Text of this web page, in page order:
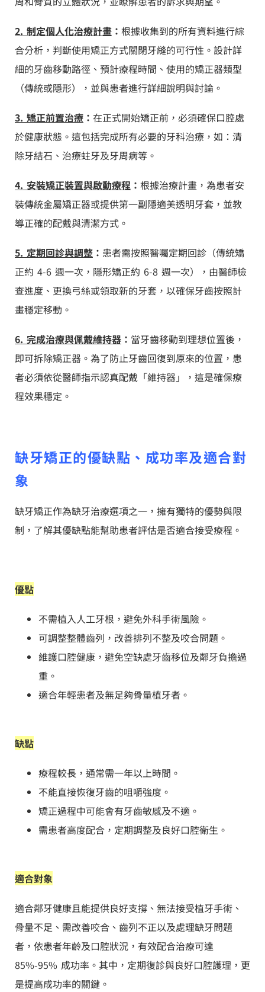
2. 制定個人化治療計畫 ： 根據收集到的所有資料進行綜
合分析，判斷使用矯正方式關閉牙縫的可行性。設計詳
細的牙齒移動路徑、預計療程時間、使用的矯正器類型
（傳統或隱形），並與患者進行詳細說明與討論。
3. 矯正前置治療 ： 在正式開始矯正前，必須確保口腔處
於健康狀態。這包括完成所有必要的牙科治療，如：清
除牙結石、治療蛀牙及牙周病等。
4. 安裝矯正裝置與啟動療程 ： 根據治療計畫，為患者安
裝傳統金屬矯正器或提供第一副隱適美透明牙套，並教
導正確的配戴與清潔方式。
5. 定期回診與調整 ： 患者需按照醫囑定期回診（傳統矯
正約 4-6 週一次，隱形矯正約 6-8 週一次），由醫師檢
查進度、更換弓絲或領取新的牙套，以確保牙齒按照計
畫穩定移動。
6. 完成治療與佩戴維持器 ： 當牙齒移動到理想位置後，
即可拆除矯正器。為了防止牙齒回復到原來的位置，患
者必須依從醫師指示認真配戴「維持器」，這是確保療
程效果穩定。
缺牙矯正的優缺點、成功率及適合對
象
缺牙矯正作為缺牙治療選項之一，擁有獨特的優勢與限
制，了解其優缺點能幫助患者評估是否適合接受療程。
優點
不需植入人工牙根，避免外科手術風險。
可調整整體齒列，改善排列不整及咬合問題。
維護口腔健康，避免空缺處牙齒移位及鄰牙負擔過
重。
適合年輕患者及無足夠骨量植牙者。
缺點
療程較長，通常需一年以上時間。
不能直接恢復牙齒的咀嚼強度。
矯正過程中可能會有牙齒敏感及不適。
需患者高度配合，定期調整及良好口腔衛生。
適合對象
適合鄰牙健康且能提供良好支撐、無法接受植牙手術、
骨量不足、需改善咬合、齒列不正以及處理缺牙問題
者，依患者年齡及口腔狀況，有效配合治療可達
85%-95% 成功率。其中，定期復診與良好口腔護理，更
是提高成功率的關鍵。